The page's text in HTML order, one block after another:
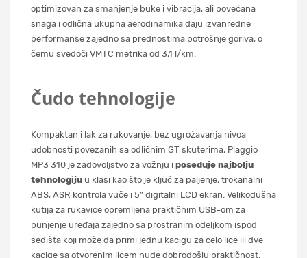
optimizovan za smanjenje buke i vibracija, ali povećana
snaga i odlična ukupna aerodinamika daju izvanredne
performanse zajedno sa prednostima potrošnje goriva, o
čemu svedoči VMTC metrika od 3,1 l/km.
Čudo tehnologije
Kompaktan i lak za rukovanje, bez ugrožavanja nivoa
udobnosti povezanih sa odličnim GT skuterima, Piaggio
MP3 310 je zadovoljstvo za vožnju i poseduje najbolju
tehnologiju u klasi kao što je ključ za paljenje, trokanalni
ABS, ASR kontrola vuče i 5” digitalni LCD ekran. Velikodušna
kutija za rukavice opremljena praktičnim USB-om za
punjenje uređaja zajedno sa prostranim odeljkom ispod
sedišta koji može da primi jednu kacigu za celo lice ili dve
kacige sa otvorenim licem nude dobrodošlu praktičnost.